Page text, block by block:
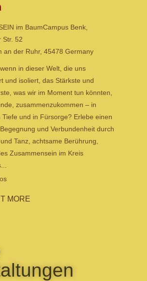
im BaumCampus Benk,
Str. 52
an der Ruhr, 45478 Germany
in dieser Welt, die uns
und isoliert, das Stärkste und
was wir im Moment tun könnten,
zusammenzukommen – in
Tiefe und in Fürsorge? Erlebe einen
und Verbundenheit durch
Tanz, achtsame Berührung,
Zusammensein im Kreis
MORE